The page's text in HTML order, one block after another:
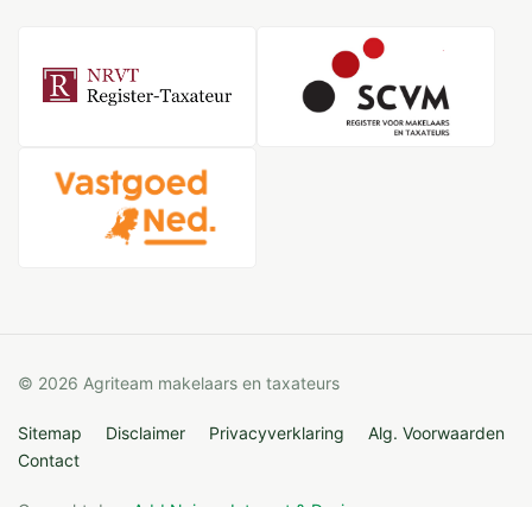
© 2026 Agriteam makelaars en taxateurs
Sitemap Disclaimer Privacyverklaring
Alg. Voorwaarden
Contact